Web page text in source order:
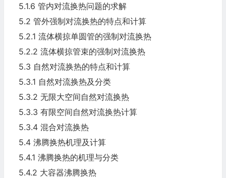
5.1.6 管内对流换热问题的求解
5.2 管外强制对流换热的特点和计算
5.2.1 流体横掠单圆管的强制对流换热
5.2.2 流体横掠管束的强制对流换热
5.3 自然对流换热的特点和计算
5.3.1 自然对流换热及分类
5.3.2 无限大空间自然对流换热
5.3.3 有限空间自然对流换热计算
5.3.4 混合对流换热
5.4 沸腾换热机理及计算
5.4.1 沸腾换热的机理与分类
5.4.2 大容器沸腾换热